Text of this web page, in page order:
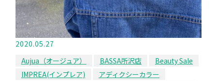
2020.05.27
Aujua（オージュア）
BASSA所沢店
Beauty Sale
IMPREA(インプレア)
アディクシーカラー